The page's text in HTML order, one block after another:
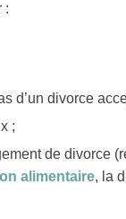
:
d’un divorce
;
de divorce
alimentaire, la